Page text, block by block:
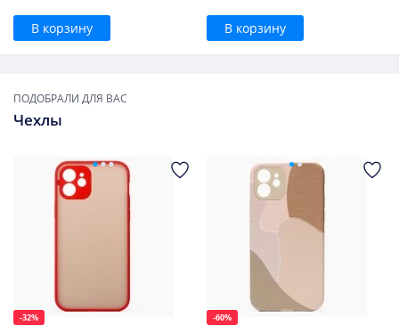
В корзину В корзину
ПОДОБРАЛИ ДЛЯ ВАС
Чехлы
-32% -60%